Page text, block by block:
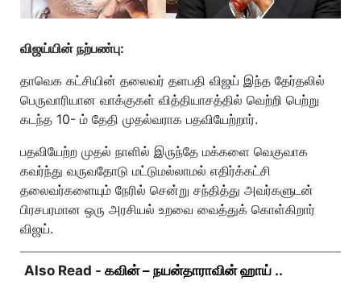
விஜய்யின் நற்பண்பு:
தாவெக கட்சியின் தலைவர் தளபதி விஜய் இந்த தேர்தலில்
பெருவாரியான வாக்குகள் வித்தியாசத்தில் வெற்றி பெற்று
கடந்த 10- ம் தேதி முதல்வராக பதவியேற்றார்.
பதவியேற்ற முதல் நாளில் இருந்தே மக்களை வெகுவாக
கவர்ந்து வருவதோடு மட்டுமல்லாமல் எதிர்க்கட்சி
தலைவர்களையும் நேரில் சென்று சந்தித்து அவர்களுடன்
பிரசபரமான ஒரு அரசியல் உறவை வைத்துக் கொள்கிறார்
விஜய்.
Also Read - கவின் – நயன்தாராவின் ஹாய் ..